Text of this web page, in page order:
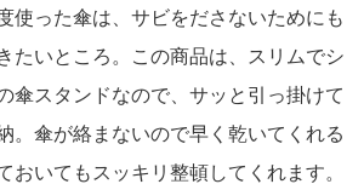
使った傘は、サビをださないためにも
たいところ。この商品は、スリムでシ
傘スタンドなので、サッと引っ掛けて
。傘が絡まないので早く乾いてくれる
おいてもスッキリ整頓してくれます。